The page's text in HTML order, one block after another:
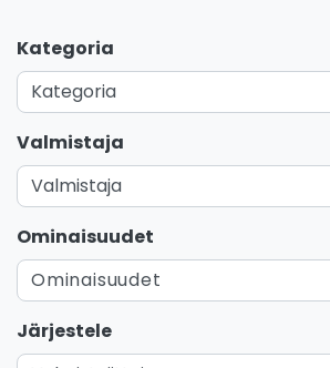
Kategoria
Valmistaja
Ominaisuudet
Ominaisuudet
Järjestele